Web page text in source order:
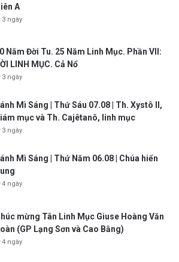
A
3 ngày
Năm Đời Tu. 25 Năm Linh Mục. Phần VII:
LINH MỤC. Cả Nổ
3 ngày
Mì Sáng | Thứ Sáu 07.08 | Th. Xystô II,
mục và Th. Cajêtanô, linh mục
3 ngày
Mì Sáng | Thứ Năm 06.08 | Chúa hiển
4 ngày
mừng Tân Linh Mục Giuse Hoàng Văn
(GP Lạng Sơn và Cao Bằng)
4 ngày